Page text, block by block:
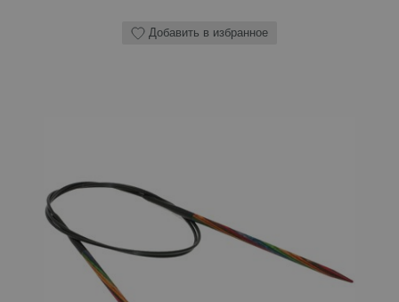
Добавить в избранное